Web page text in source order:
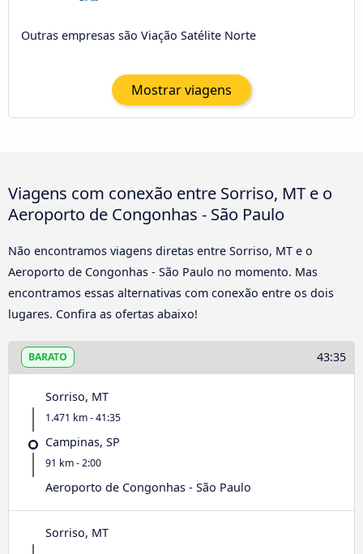
Outras empresas são Viação Satélite Norte
Mostrar viagens
Viagens com conexão entre Sorriso, MT e o
Aeroporto de Congonhas - São Paulo
Não encontramos viagens diretas entre Sorriso, MT e o
Aeroporto de Congonhas - São Paulo no momento. Mas
encontramos essas alternativas com conexão entre os dois
lugares. Confira as ofertas abaixo!
BARATO 43:35
Sorriso, MT
1.471 km - 41:35
Campinas, SP
91 km - 2:00
Aeroporto de Congonhas - São Paulo
Sorriso, MT